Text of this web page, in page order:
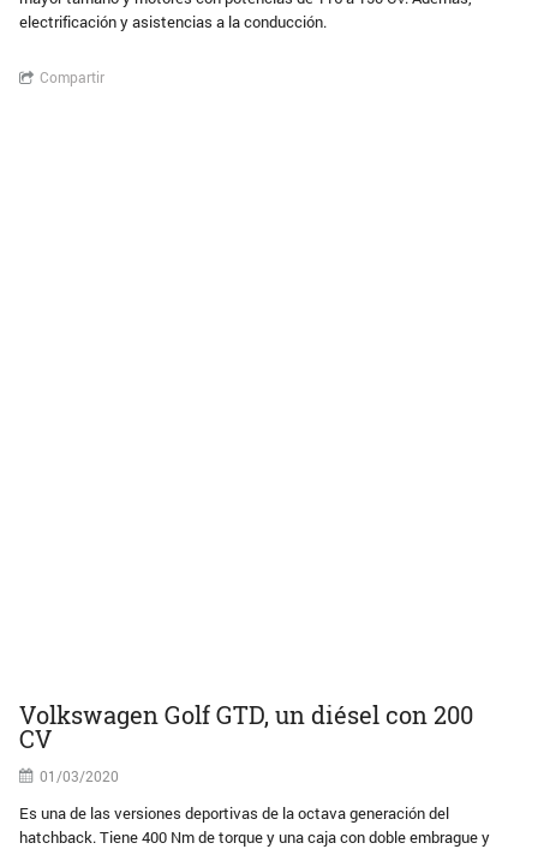
electrificación y asistencias a la conducción.
Compartir
Volkswagen Golf GTD, un diésel con 200
CV
01/03/2020
Es una de las versiones deportivas de la octava generación del
hatchback. Tiene 400 Nm de torque y una caja con doble embrague y